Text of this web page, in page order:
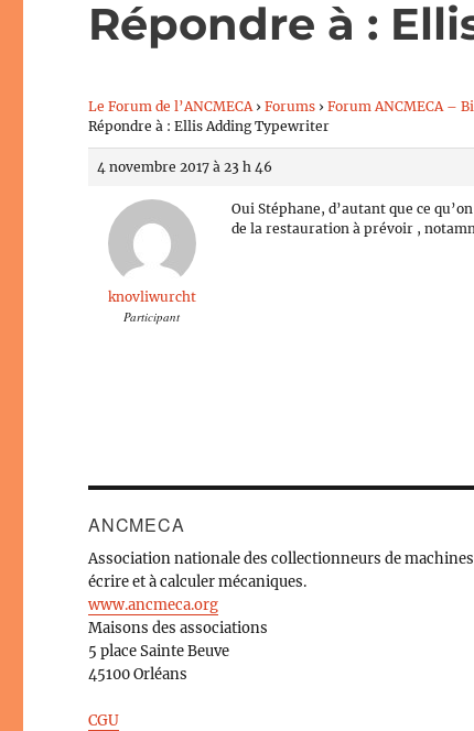
Répondre à :
Le Forum de l’ANCMECA › Forums › Forum ANCMECA –
Répondre à : Ellis Adding Typewriter
4 novembre 2017 à 23 h 46
knovliwurcht
Participant
Oui Stéphane, d’autant que ce
de la restauration à prévoir ,
ANCMECA
Association nationale des collectionneurs de
écrire et à calculer mécaniques.
www.ancmeca.org
Maisons des associations
5 place Sainte Beuve
45100 Orléans
CGU